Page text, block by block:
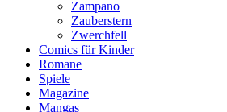
Zampano
Zauberstern
Zwerchfell
Comics für Kinder
Romane
Spiele
Magazine
Mangas